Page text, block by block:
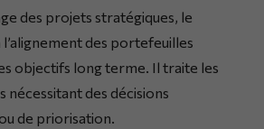
des projets stratégiques, le
l’alignement des portefeuilles
objectifs long terme. Il traite les
nécessitant des décisions
de priorisation.